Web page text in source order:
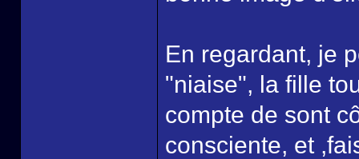
En regardant, je
"niaise", la fille
compte de sont
consciente, et